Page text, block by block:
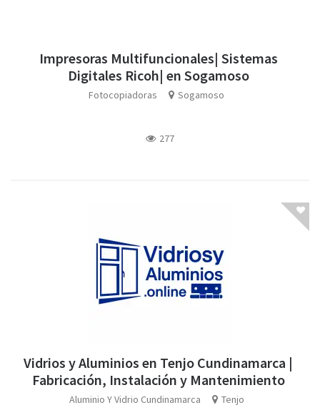
Impresoras Multifuncionales| Sistemas
Digitales Ricoh| en Sogamoso
Fotocopiadoras Sogamoso
277
Vidrios y Aluminios en Tenjo Cundinamarca |
Fabricación, Instalación y Mantenimiento
Aluminio Y Vidrio Cundinamarca Tenjo